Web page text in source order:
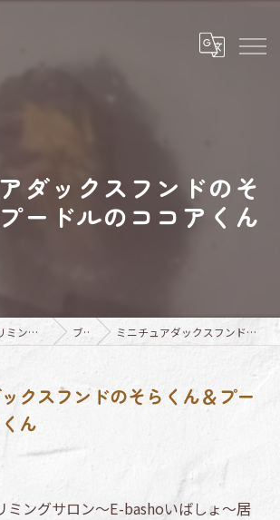
ダックスフンドのそ
ードルのココアくん
群馬県高崎のトリミングならTrimming Salon E-basho ブログ ミニチュアダックスフンドのそらくん＆プードルのココアくん
クスフンドのそらくん＆プー
ん
ミングサロン～E-bashoいばしょ～居